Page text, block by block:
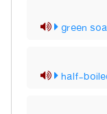
green
half-